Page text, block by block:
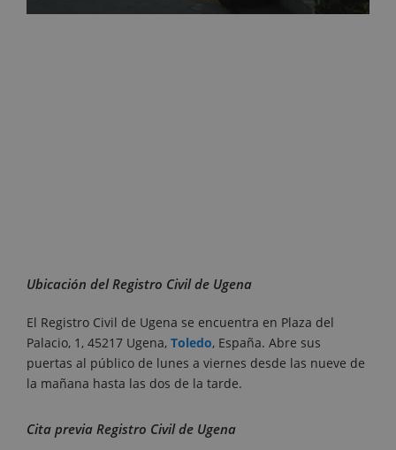
Ubicación del Registro Civil de Ugena
El Registro Civil de Ugena se encuentra en Plaza del
Palacio, 1, 45217 Ugena, Toledo, España. Abre sus
puertas al público de lunes a viernes desde las nueve de
la mañana hasta las dos de la tarde.
Cita previa Registro Civil de Ugena